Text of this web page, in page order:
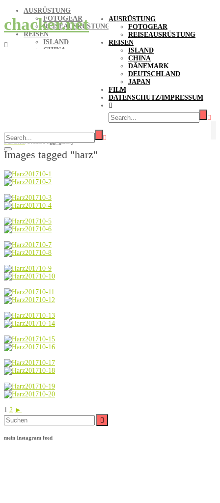
chacker.net
AUSRÜSTUNG
FOTOGEAR
REISEAUSRÜSTUNG
REISEN
ISLAND
CHINA
DÄNEMARK
DEUTSCHLAND
JAPAN
FILM
DATENSCHUTZ/IMPRESSUM
AUSRÜSTUNG
FOTOGEAR
REISEAUSRÜSTUNG
REISEN
ISLAND
CHINA
DATENSCHUTZ/IMPRESSUM
Startseite/Untitled ngg_gallery
Images tagged "harz"
1 2 ►
Suche
mein Instagram feed